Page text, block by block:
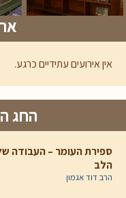
אין אירועים עתידיים כרגע.
החג
ספירת העומר – העבודה
הלב
הרב דוד אגמון